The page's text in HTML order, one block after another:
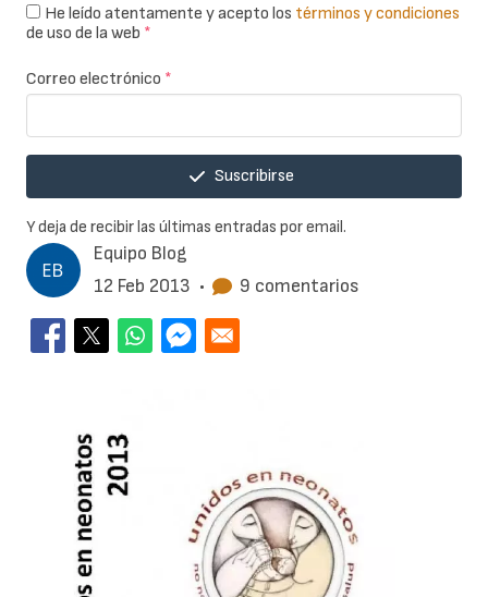
Equipo Blog
12 Feb 2013 • 9 comentarios
He leído atentamente y acepto los términos y condiciones
de uso de la web *
Correo electrónico *
Suscribirse
Y deja de recibir las últimas entradas por email.